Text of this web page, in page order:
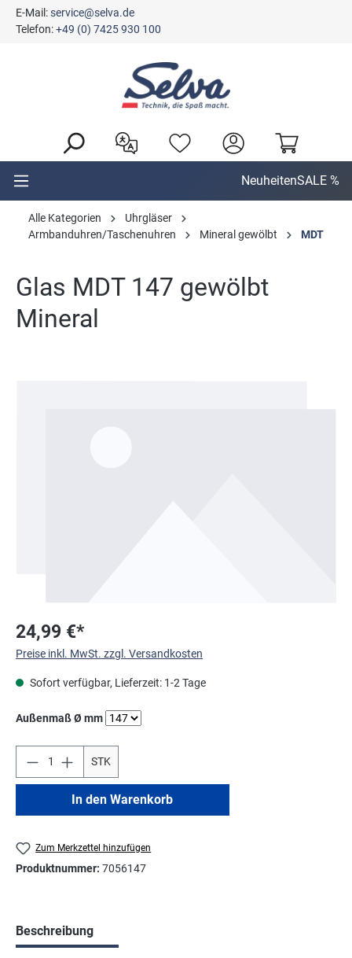
springen
E-Mail:service@selva.de
Telefon:+49 (0) 7425 930 100
NeuheitenSALE %
Alle Kategorien
Uhrgläser
Armbanduhren/Taschenuhren
Mineral gewölbt MDT
Glas MDT 147 gewölbt
Mineral
24,99 €*
Preise inkl. MwSt. zzgl. Versandkosten
Sofort verfügbar, Lieferzeit: 1-2 Tage
Außenmaß Ø mmauswählen
STK
In den Warenkorb
Zum Merkzettel hinzufügen
Produktnummer: 7056147
Beschreibung